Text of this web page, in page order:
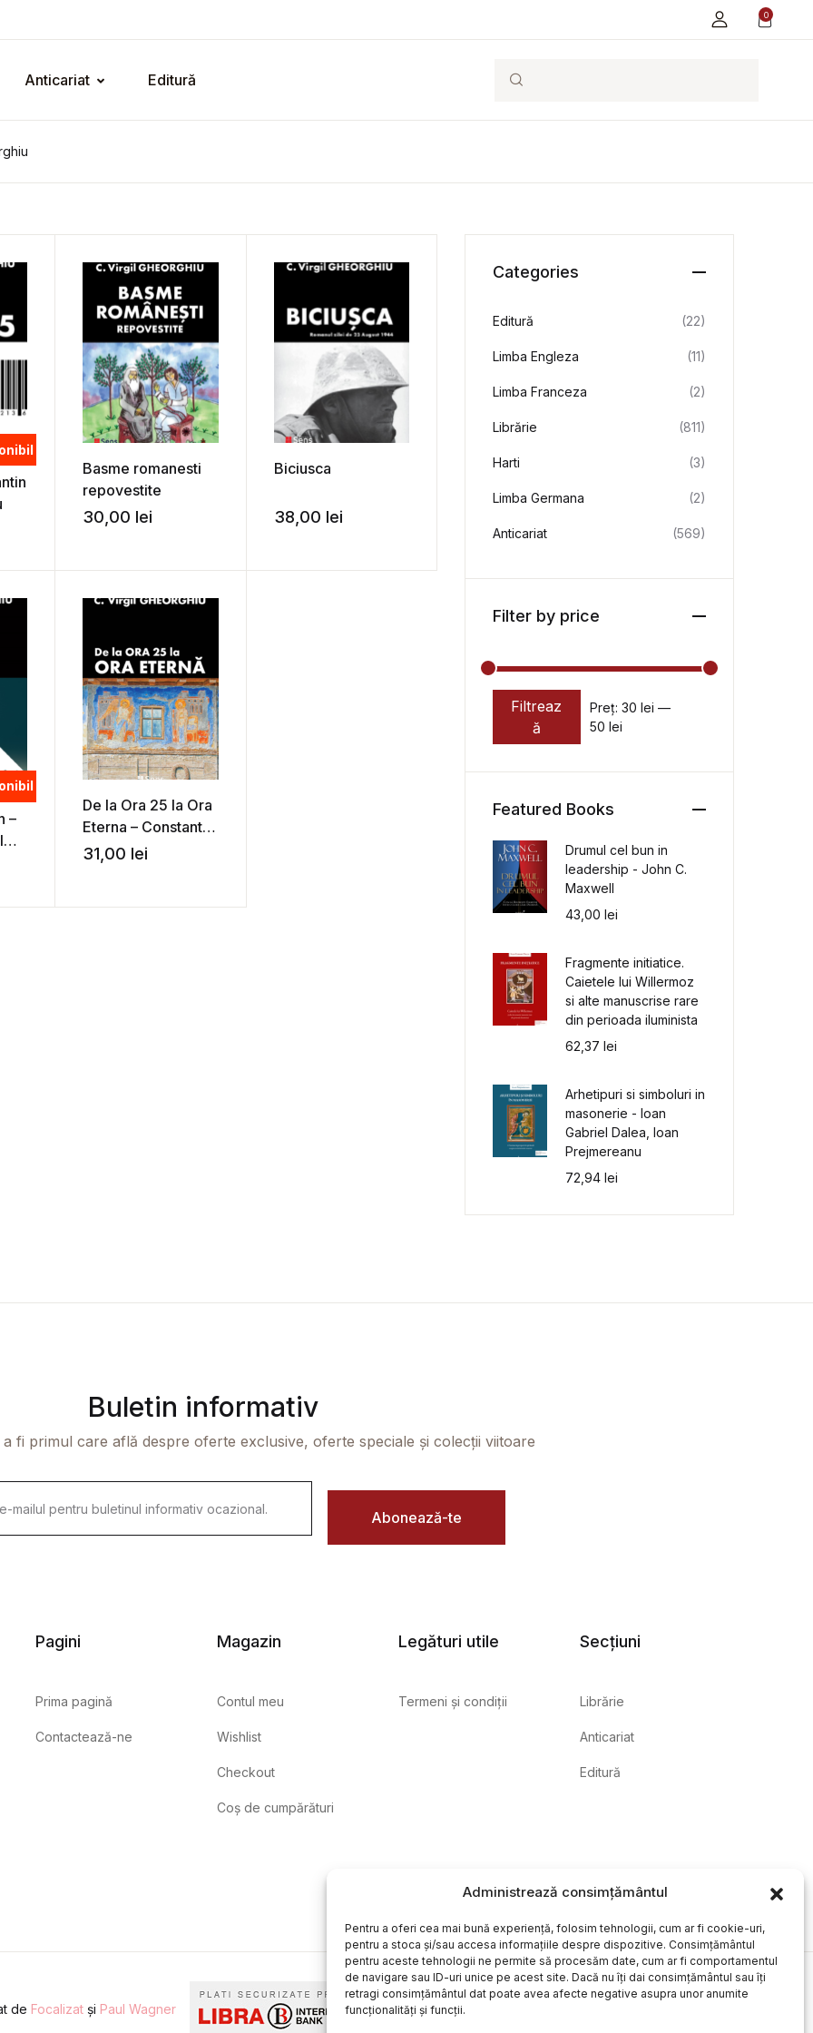
Administrează consimțământul
Pentru a oferi cea mai bună experiență, folosim tehnologii, cum ar fi cookie-uri,
pentru a stoca și/sau accesa informațiile despre dispozitive. Consimțământul
pentru aceste tehnologii ne permite să procesăm date, cum ar fi comportamentul
de navigare sau ID-uri unice pe acest site. Dacă nu îți dai consimțământul sau îți
retragi consimțământul dat poate avea afecte negative asupra unor anumite
funcționalități și funcții.
0
Anticariat Editură Search
Basme romanesti
repovestite
30,00 lei
Biciusca
38,00 lei
–
De la Ora 25 la Ora
Eterna – Constantin
Virgil Gheorghiu
31,00 lei
Categories
Editură (22)
Limba Engleza (11)
Limba Franceza (2)
Librărie (811)
Harti (3)
Limba Germana (2)
Anticariat (569)
Filter by price
Preț minim
Preț maxim
Filtreaz
ă
Preț: 30 lei —
50 lei
Featured Books
Drumul cel bun in
leadership - John C.
Maxwell
43,00lei
Fragmente initiatice.
Caietele lui Willermoz
si alte manuscrise rare
din perioada iluminista
62,37lei
Arhetipuri si simboluri in
masonerie - Ioan
Gabriel Dalea, Ioan
Prejmereanu
72,94lei
Buletin informativ
fi primul care află despre oferte exclusive, oferte speciale și colecții viitoare
Abonează-te
Pagini
Prima pagină
Contactează-ne
Magazin
Contul meu
Wishlist
Checkout
Coș de cumpărături
Legături utile
Termeni și condiții
Secțiuni
Librărie
Anticariat
Editură
de Focalizat și Paul Wagner